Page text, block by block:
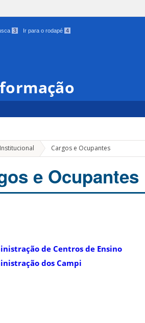
3 Ir para o rodapé 4
Institucional Cargos e Ocupantes
e Ocupantes
de Centros de Ensino
dos Campi